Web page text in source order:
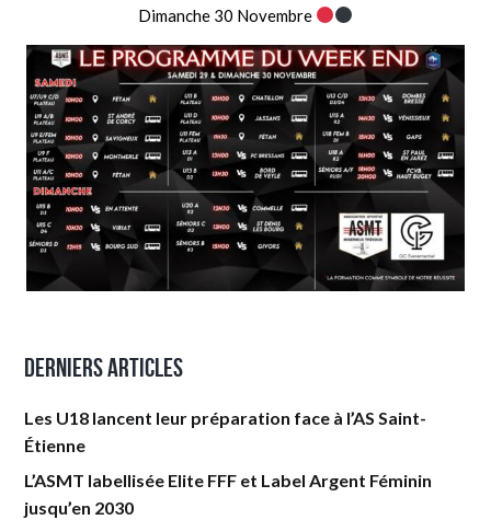
Dimanche 30 Novembre
Derniers articles
Les U18 lancent leur préparation face à l’AS Saint-
Étienne
L’ASMT labellisée Elite FFF et Label Argent Féminin
jusqu’en 2030